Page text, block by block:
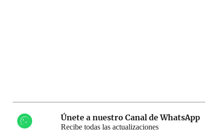
Únete a nuestro Canal de WhatsApp
Recibe todas las actualizaciones